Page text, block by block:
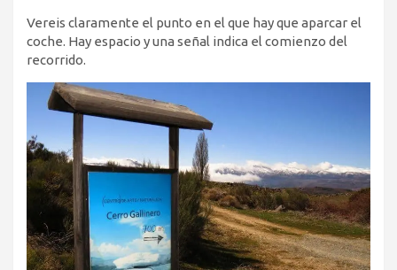
Vereis claramente el punto en el que hay que aparcar el
coche. Hay espacio y una señal indica el comienzo del
recorrido.